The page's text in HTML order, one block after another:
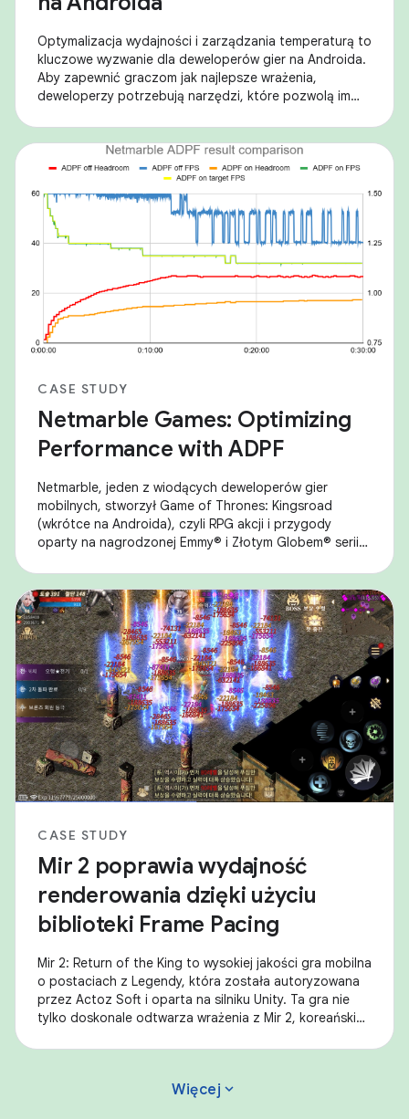
Optymalizacja wydajności i zarządzania temperaturą to
kluczowe wyzwanie dla deweloperów gier na Androida.
Aby zapewnić graczom jak najlepsze wrażenia,
deweloperzy potrzebują narzędzi, które pozwolą im
CASE STUDY
Netmarble Games: Optimizing
Performance with ADPF
Netmarble, jeden z wiodących deweloperów gier
mobilnych, stworzył Game of Thrones: Kingsroad
(wkrótce na Androida), czyli RPG akcji i przygody
oparty na nagrodzonej Emmy® i Złotym Globem® serii
urządzeniach
CASE STUDY
Mir 2 poprawia wydajność
renderowania dzięki użyciu
biblioteki Frame Pacing
Mir 2: Return of the King to wysokiej jakości gra mobilna
o postaciach z Legendy, która została autoryzowana
przez Actoz Soft i oparta na silniku Unity. Ta gra nie
tylko doskonale odtwarza wrażenia z Mir 2, koreańskiej
Więcej expand_more